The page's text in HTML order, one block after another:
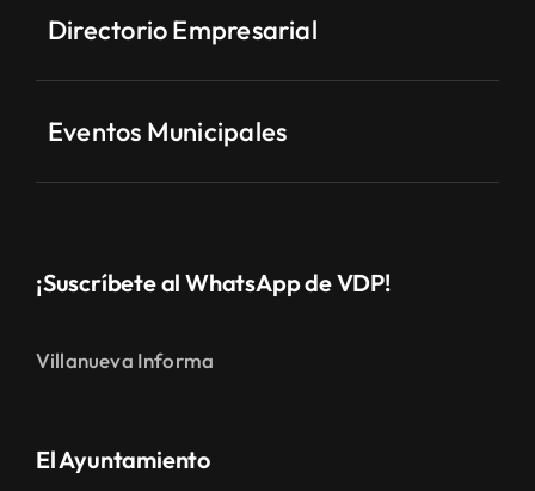
Directorio Empresarial
Eventos Municipales
¡Suscríbete al WhatsApp de VDP!
Villanueva Informa
El Ayuntamiento